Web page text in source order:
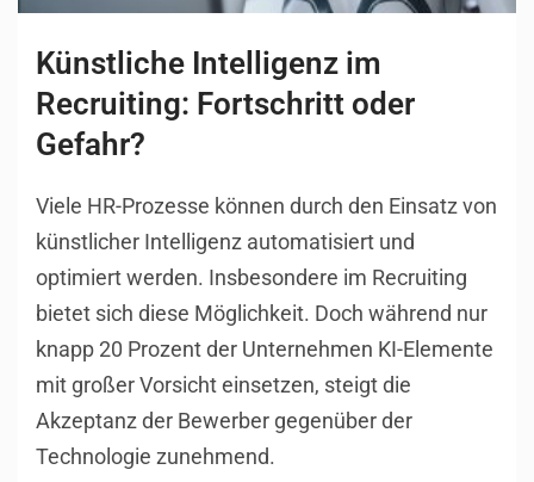
Künstliche Intelligenz im
Recruiting: Fortschritt oder
Gefahr?
Viele HR-Prozesse können durch den Einsatz von
künstlicher Intelligenz automatisiert und
optimiert werden. Insbesondere im Recruiting
bietet sich diese Möglichkeit. Doch während nur
knapp 20 Prozent der Unternehmen KI-Elemente
mit großer Vorsicht einsetzen, steigt die
Akzeptanz der Bewerber gegenüber der
Technologie zunehmend.